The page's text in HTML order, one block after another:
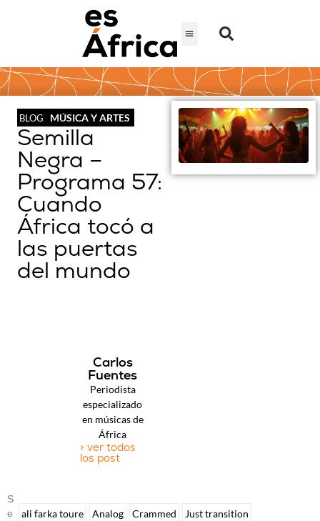
BLOG MÚSICA Y ARTES
Semilla
Negra –
Programa 57:
Cuando
África tocó a
las puertas
del mundo
Carlos
Fuentes
Periodista
especializado
en músicas de
África
> ver todos
los post
S
E
ali farka toure Analog Crammed
Just transition